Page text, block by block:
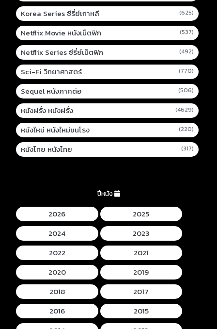
Korea Series ซีรี่ย์เกาหลี (625)
Netflix Movie หนังเน็ตฟิก (537)
Netflix Series ซีรี่ย์เน็ตฟิก (492)
Sci-Fi วิทยาศาสตร์ (770)
Sequel หนังภาคต่อ (506)
หนังฝรั่ง หนังฝรั่ง (4629)
หนังใหม่ หนังใหม่ชนโรง (220)
หนังไทย หนังไทย (317)
ปีหนัง
2026
2025
2024
2023
2022
2021
2020
2019
2018
2017
2016
2015